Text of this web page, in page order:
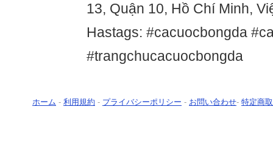
13, Quận 10, Hồ Chí Minh,
Hastags: #cacuocbongda
#trangchucacuocbongda
ホーム - 利用規約 - プライバシーポリシー - お問い合わせ- 特定商